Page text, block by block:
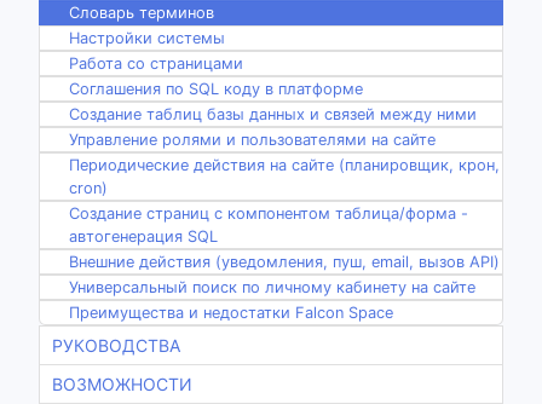
Словарь терминов
Настройки системы
Работа со страницами
Соглашения по SQL коду в платформе
Создание таблиц базы данных и связей между ними
Управление ролями и пользователями на сайте
Периодические действия на сайте (планировщик, крон,
cron)
Создание страниц с компонентом таблица/форма -
автогенерация SQL
Внешние действия (уведомления, пуш, email, вызов API)
Универсальный поиск по личному кабинету на сайте
Преимущества и недостатки Falcon Space
РУКОВОДСТВА
ВОЗМОЖНОСТИ